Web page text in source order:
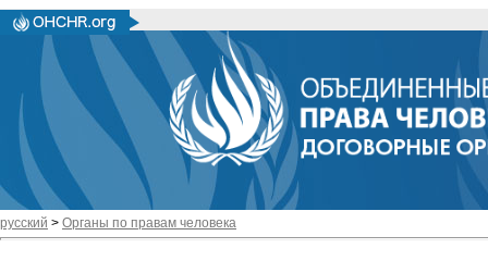
русский > Органы по правам человека